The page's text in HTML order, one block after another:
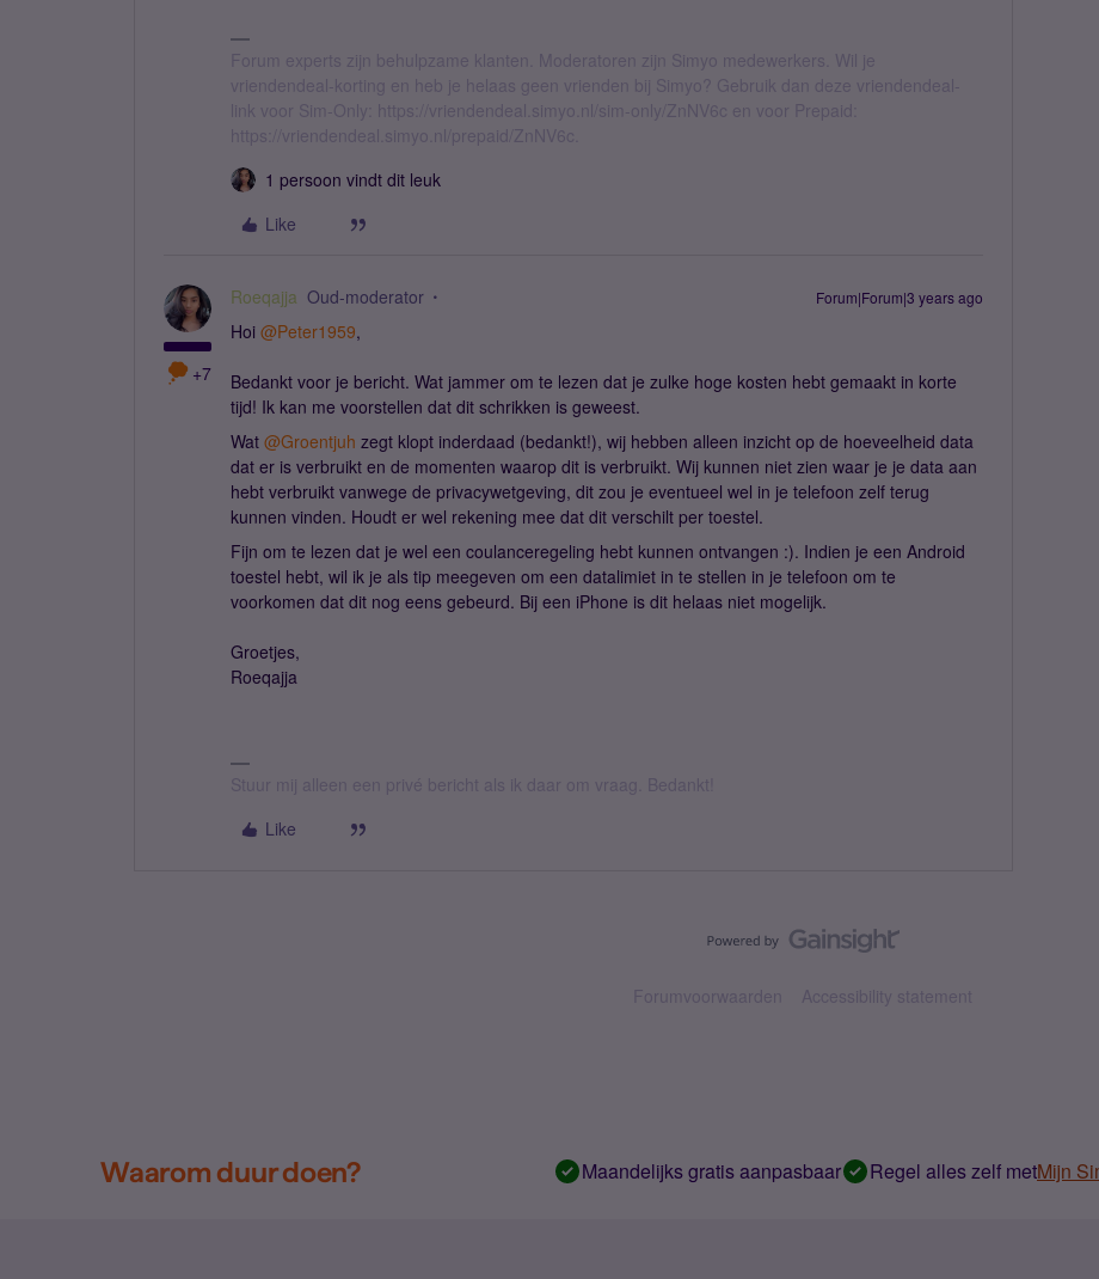
Forum experts zijn behulpzame klanten. Moderatoren zijn Simyo medewerkers. Wil je
vriendendeal-korting en heb je helaas geen vrienden bij Simyo? Gebruik dan deze vriendendeal-
link voor Sim-Only: https://vriendendeal.simyo.nl/sim-only/ZnNV6c en voor Prepaid:
https://vriendendeal.simyo.nl/prepaid/ZnNV6c.
1 persoon vindt dit leuk
Like
+7
Roeqajja Oud-moderator Forum|Forum|3 years ago
Hoi @Peter1959,
Bedankt voor je bericht. Wat jammer om te lezen dat je zulke hoge kosten hebt gemaakt in korte
tijd! Ik kan me voorstellen dat dit schrikken is geweest.
Wat @Groentjuh zegt klopt inderdaad (bedankt!), wij hebben alleen inzicht op de hoeveelheid data
dat er is verbruikt en de momenten waarop dit is verbruikt. Wij kunnen niet zien waar je je data aan
hebt verbruikt vanwege de privacywetgeving, dit zou je eventueel wel in je telefoon zelf terug
kunnen vinden. Houdt er wel rekening mee dat dit verschilt per toestel.
Fijn om te lezen dat je wel een coulanceregeling hebt kunnen ontvangen :). Indien je een Android
toestel hebt, wil ik je als tip meegeven om een datalimiet in te stellen in je telefoon om te
voorkomen dat dit nog eens gebeurd. Bij een iPhone is dit helaas niet mogelijk.
Groetjes,
Roeqajja
Stuur mij alleen een privé bericht als ik daar om vraag. Bedankt!
Like
Forumvoorwaarden Accessibility statement
Waarom duur doen? Maandelijks gratis aanpasbaar Regel alles zelf metMijn